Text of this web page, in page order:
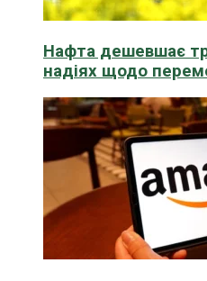
Нафта дешевшає
надіях щодо